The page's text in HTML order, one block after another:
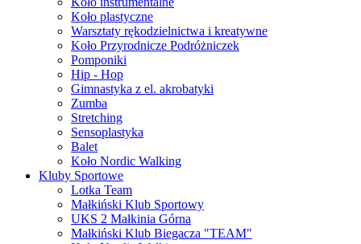
Koło plastyczne
Warsztaty rękodzielnictwa i kreatywne
Koło Przyrodnicze Podróżniczek
Pomponiki
Hip - Hop
Gimnastyka z el. akrobatyki
Zumba
Stretching
Sensoplastyka
Balet
Koło Nordic Walking
Kluby Sportowe
Lotka Team
Małkiński Klub Sportowy
UKS 2 Małkinia Górna
Małkiński Klub Biegacza "TEAM"